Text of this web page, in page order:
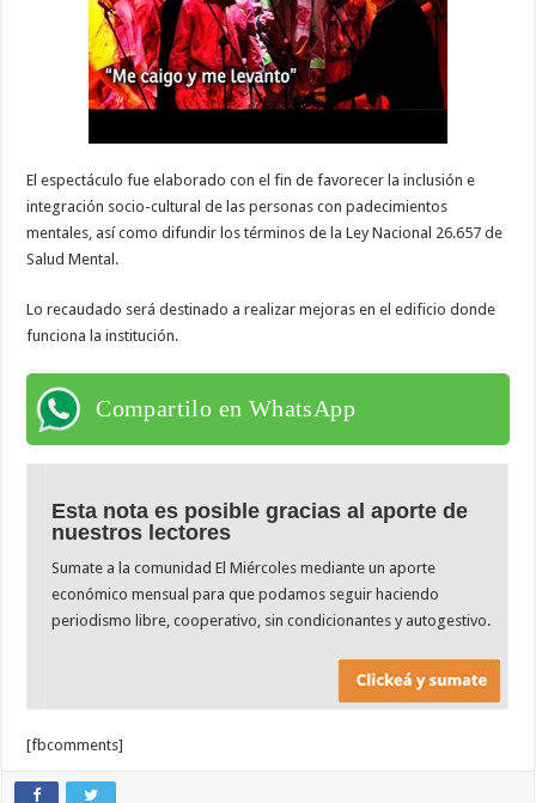
El espectáculo fue elaborado con el fin de favorecer la inclusión e
integración socio-cultural de las personas con padecimientos
mentales, así como difundir los términos de la Ley Nacional 26.657 de
Salud Mental.
Lo recaudado será destinado a realizar mejoras en el edificio donde
funciona la institución.
Compartilo en WhatsApp
Esta nota es posible gracias al aporte de
nuestros lectores
Sumate a la comunidad El Miércoles mediante un aporte
económico mensual para que podamos seguir haciendo
periodismo libre, cooperativo, sin condicionantes y autogestivo.
[fbcomments]